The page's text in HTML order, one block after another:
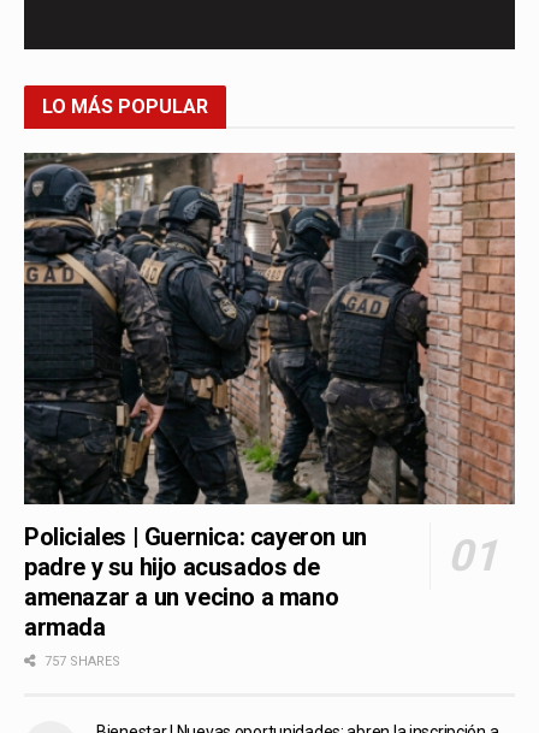
LO MÁS POPULAR
Policiales | Guernica: cayeron un
padre y su hijo acusados de
amenazar a un vecino a mano
armada
757 SHARES